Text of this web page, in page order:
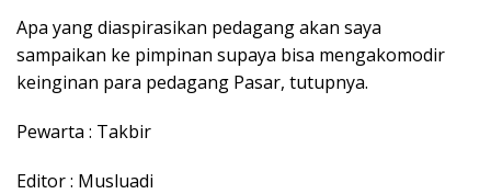
Apa yang diaspirasikan pedagang akan saya
sampaikan ke pimpinan supaya bisa mengakomodir
keinginan para pedagang Pasar, tutupnya.
Pewarta : Takbir
Editor : Musluadi